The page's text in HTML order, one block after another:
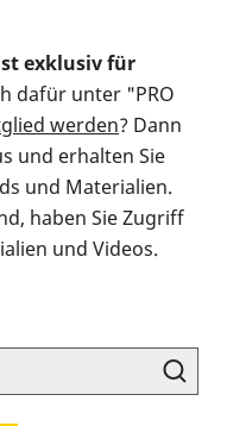
exklusiv für
dafür unter "PRO
werden? Dann
und erhalten Sie
und Materialien.
haben Sie Zugriff
und Videos.